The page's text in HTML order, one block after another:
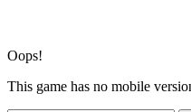
Oops!
This game has no mobile